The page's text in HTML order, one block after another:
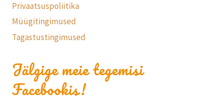
Privaatsuspoliitika
Müügitingimused
Tagastustingimused
Jälgige meie tegemisi
Facebookis!